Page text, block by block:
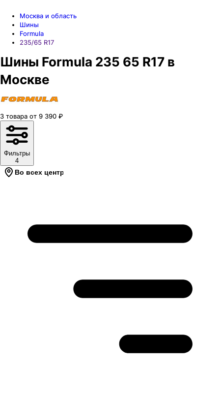
Москва и область
Шины
Formula
235/65 R17
Шины Formula 235 65 R17 в
Москве
3 товара от 9 390 ₽
Фильтры
4
Во всех центрах